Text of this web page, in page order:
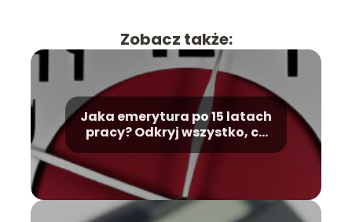
Zobacz także:
Jaka emerytura po 15 latach
pracy? Odkryj wszystko, co
musisz wiedzieć